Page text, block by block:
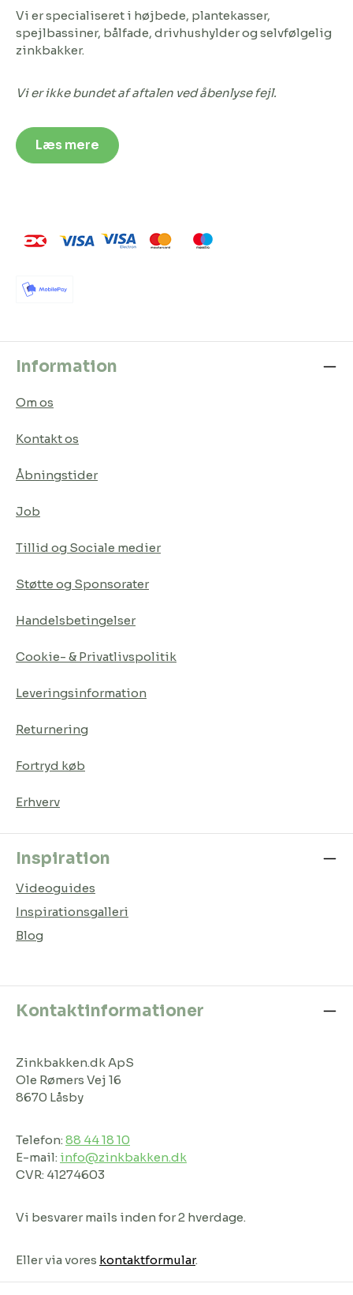
Vi er specialiseret i højbede, plantekasser,
spejlbassiner, bålfade, drivhushylder og selvfølgelig
zinkbakker.
Vi er ikke bundet af aftalen ved åbenlyse fejl.
Læs mere
Information
Om os
Kontakt os
Åbningstider
Job
Tillid og Sociale medier
Støtte og Sponsorater
Handelsbetingelser
Cookie- & Privatlivspolitik
Leveringsinformation
Returnering
Fortryd køb
Erhverv
Inspiration
Videoguides
Inspirationsgalleri
Blog
Kontaktinformationer
Zinkbakken.dk ApS
Ole Rømers Vej 16
8670 Låsby
Telefon: 88 44 18 10
E-mail: info@zinkbakken.dk
CVR: 41274603
Vi besvarer mails inden for 2 hverdage.
Eller via vores kontaktformular.